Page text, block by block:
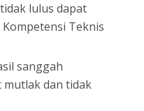
lulus dapat
Teknis
sanggah
dan tidak